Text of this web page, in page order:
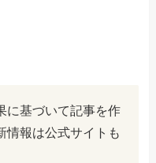
に基づいて記事を作
情報は公式サイトも